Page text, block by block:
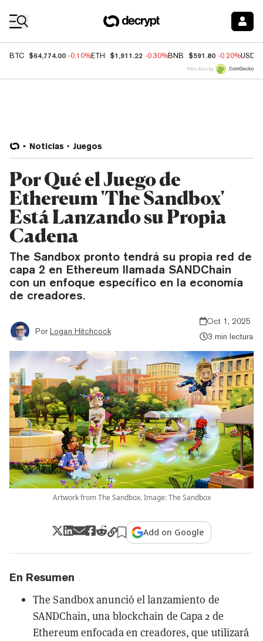
BTC $64,774.00 -0.10%ETH $1,911.22 -0.30%BNB $591.80 -0.20%USDC
Price data by
Noticias Juegos
Por Qué el Juego de
Ethereum 'The Sandbox'
Está Lanzando su Propia
Cadena
The Sandbox pronto tendrá su propia red de
capa 2 en Ethereum llamada SANDChain
con un enfoque específico en la economía
de creadores.
Por Logan Hitchcock
Oct 1, 2025
3 min lectura
Artwork from The Sandbox. Image: The Sandbox
Add on Google
En Resumen
The Sandbox anunció el lanzamiento de
SANDChain, una blockchain de Capa 2 de
Ethereum enfocada en creadores, que utilizará